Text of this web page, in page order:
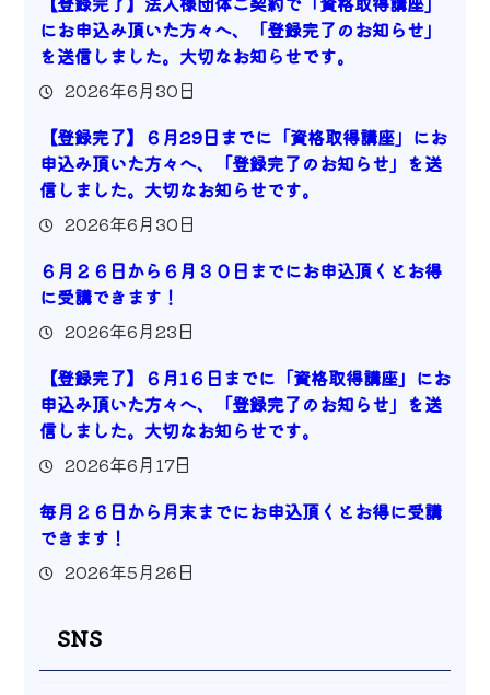
にお申込み頂いた方々へ、「登録完了のお知らせ」
を送信しました。大切なお知らせです。
2026年6月30日
【登録完了】６月29日までに「資格取得講座」にお
申込み頂いた方々へ、「登録完了のお知らせ」を送
信しました。大切なお知らせです。
2026年6月30日
６月２６日から６月３０日までにお申込頂くとお得
に受講できます！
2026年6月23日
【登録完了】６月1６日までに「資格取得講座」にお
申込み頂いた方々へ、「登録完了のお知らせ」を送
信しました。大切なお知らせです。
2026年6月17日
毎月２６日から月末までにお申込頂くとお得に受講
できます！
2026年5月26日
SNS